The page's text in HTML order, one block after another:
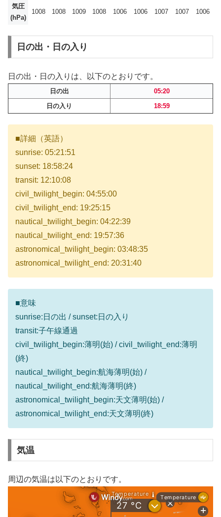
気圧
(hPa)
1008 1008 1009 1008 1006 1006 1007 1007 1006
日の出・日の入り
日の出・日の入りは、以下のとおりです。
日の出
05:20
日の入り
18:59
■詳細（英語）
sunrise: 05:21:51
sunset: 18:58:24
transit: 12:10:08
civil_twilight_begin: 04:55:00
civil_twilight_end: 19:25:15
nautical_twilight_begin: 04:22:39
nautical_twilight_end: 19:57:36
astronomical_twilight_begin: 03:48:35
astronomical_twilight_end: 20:31:40
■意味
sunrise:日の出 / sunset:日の入り
transit:子午線通過
civil_twilight_begin:薄明(始) / civil_twilight_end:薄明
(終)
nautical_twilight_begin:航海薄明(始) /
nautical_twilight_end:航海薄明(終)
astronomical_twilight_begin:天文薄明(始) /
astronomical_twilight_end:天文薄明(終)
気温
周辺の気温は以下のとおりです。